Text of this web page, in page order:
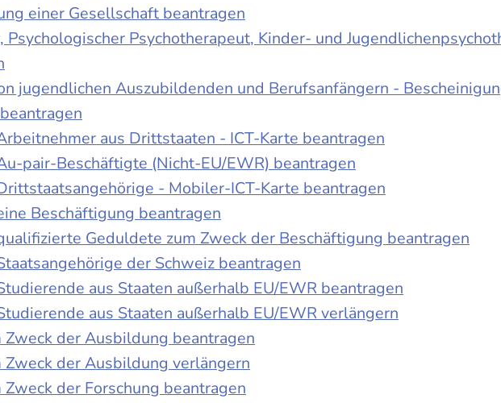
einer Gesellschaft beantragen
Psychologischer Psychotherapeut, Kinder- und
jugendlichen Auszubildenden und Berufsanfängern -
aus Drittstaaten - ICT-Karte beantragen
pair-Beschäftigte (Nicht-EU/EWR) beantragen
- Mobiler-ICT-Karte beantragen
Beschäftigung beantragen
Geduldete zum Zweck der Beschäftigung beantragen
der Schweiz beantragen
aus Staaten außerhalb EU/EWR beantragen
aus Staaten außerhalb EU/EWR verlängern
der Ausbildung beantragen
der Ausbildung verlängern
der Forschung beantragen